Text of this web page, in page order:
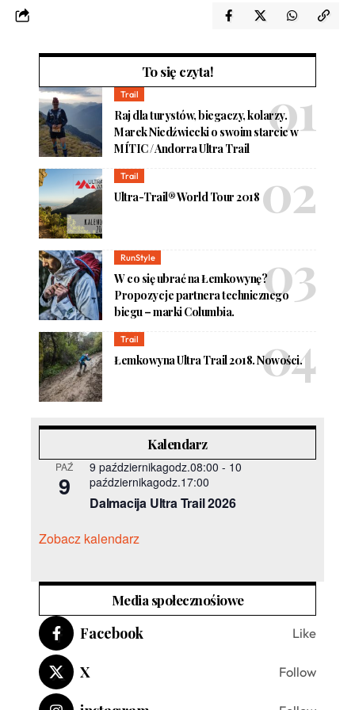
To się czyta!
Trail
Raj dla turystów, biegaczy, kolarzy.
Marek Niedźwiecki o swoim starcie w
MÍTIC / Andorra Ultra Trail
Trail
Ultra-Trail® World Tour 2018
RunStyle
W co się ubrać na Łemkowynę?
Propozycje partnera technicznego
biegu – marki Columbia.
Trail
Łemkowyna Ultra Trail 2018. Nowości.
Kalendarz
PAŹ
9
9 październikagodz.08:00 - 10
październikagodz.17:00
Dalmacija Ultra Trail 2026
Zobacz kalendarz
Media społecznośiowe
Facebook Like
X Follow